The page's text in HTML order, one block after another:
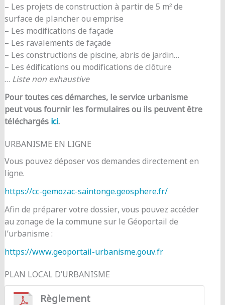
– Les projets de construction à partir de 5 m² de
surface de plancher ou emprise
– Les modifications de façade
– Les ravalements de façade
– Les constructions de piscine, abris de jardin…
– Les édifications ou modifications de clôture
… Liste non exhaustive
Pour toutes ces démarches, le service urbanisme
peut vous fournir les formulaires ou ils peuvent être
téléchargés ici.
URBANISME EN LIGNE
Vous pouvez déposer vos demandes directement en
ligne.
https://cc-gemozac-saintonge.geosphere.fr/
Afin de préparer votre dossier, vous pouvez accéder
au zonage de la commune sur le Géoportail de
l’urbanisme :
https://www.geoportail-urbanisme.gouv.fr
PLAN LOCAL D’URBANISME
Règlement